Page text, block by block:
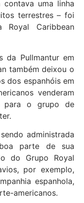
uma linha
terrestres – foi
Royal Caribbean
da Pullmantur em
também deixou o
dos espanhóis em
venderam
para o grupo de
administrada
parte de sua
do Grupo Royal
por exemplo,
espanhola,
americanos.